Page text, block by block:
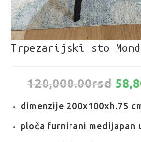
Trpezarijski sto
120,000.00rsd
dimenzije 200x100xh.75
ploča furnirani medijapan